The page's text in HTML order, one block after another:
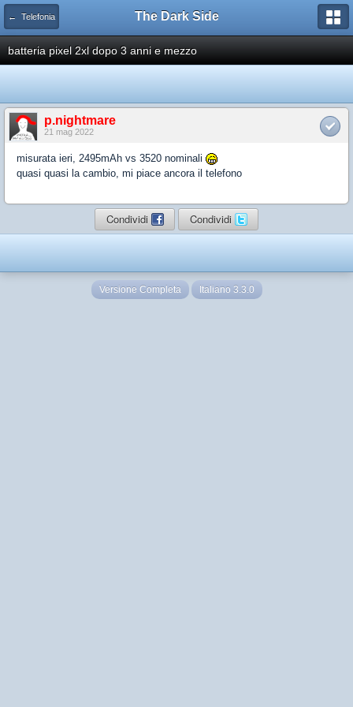
← Telefonia The Dark Side
batteria pixel 2xl dopo 3 anni e mezzo
p.nightmare
21 mag 2022
misurata ieri, 2495mAh vs 3520 nominali
quasi quasi la cambio, mi piace ancora il telefono
Condividi Condividi
Versione Completa Italiano 3.3.0